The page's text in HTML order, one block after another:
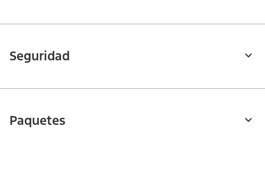
Seguridad
Paquetes